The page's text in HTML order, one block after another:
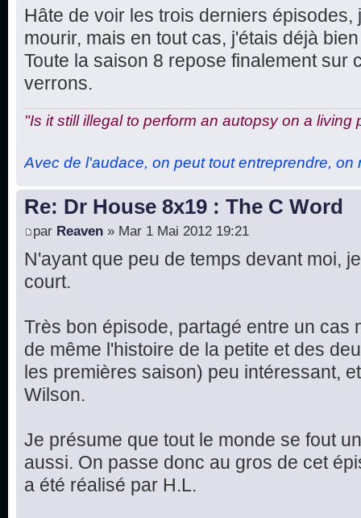
Hâte de voir les trois derniers
mourir, mais en tout cas, j'étais déjà
Toute la saison 8 repose finalement sur
verrons.
"Is it still illegal to perform an autopsy on a living
Avec de l'audace, on peut tout entreprendre, on
Re: Dr House 8x19 : The C Word
par Reaven » Mar 1 Mai 2012 19:21
N'ayant que peu de temps devant moi,
court.
Très bon épisode, partagé entre un cas
de même l'histoire de la petite et des
les premières saison) peu intéressant,
Wilson.
Je présume que tout le monde se fout
aussi. On passe donc au gros de cet
a été réalisé par H.L.